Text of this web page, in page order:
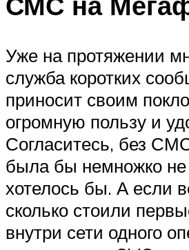
Уже на протяжении
служба коротких
приносит своим
огромную пользу и
Согласитесь, без
была бы немножко не
хотелось бы. А если
сколько стоили
внутри сети одного